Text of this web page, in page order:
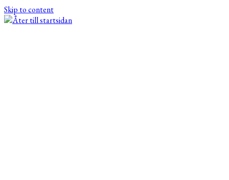
Skip to content